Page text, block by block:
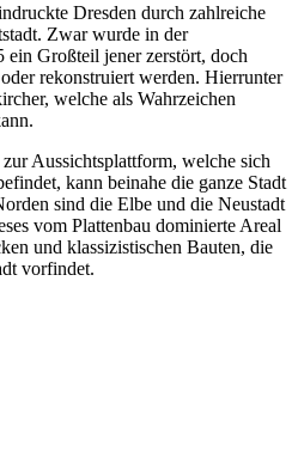
Dresden durch zahlreiche
Zwar wurde in der
ein Großteil jener zerstört, doch
rekonstruiert werden. Hierrunter
welche als Wahrzeichen
Aussichtsplattform, welche sich
kann beinahe die ganze Stadt
sind die Elbe und die Neustadt
vom Plattenbau dominierte Areal
und klassizistischen Bauten, die
vorfindet.